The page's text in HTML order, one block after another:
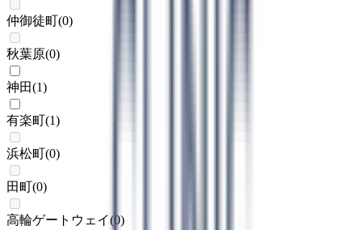
仲御徒町(0)
秋葉原(0)
神田(1)
有楽町(1)
浜松町(0)
田町(0)
高輪ゲートウェイ(0)